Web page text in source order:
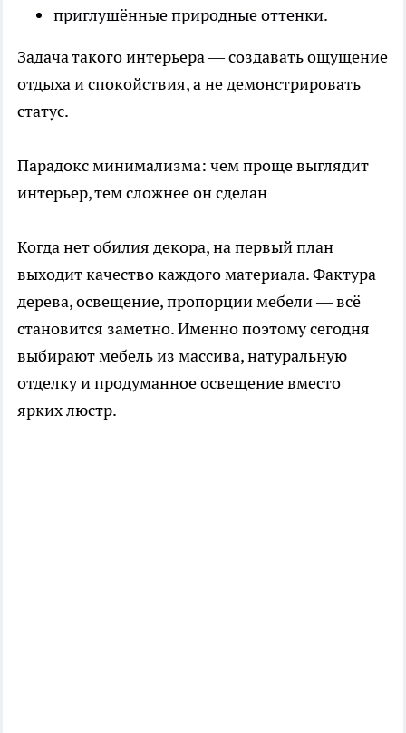
приглушённые природные оттенки.
Задача такого интерьера — создавать ощущение
отдыха и спокойствия, а не демонстрировать
статус.
Парадокс минимализма: чем проще выглядит
интерьер, тем сложнее он сделан
Когда нет обилия декора, на первый план
выходит качество каждого материала. Фактура
дерева, освещение, пропорции мебели — всё
становится заметно. Именно поэтому сегодня
выбирают мебель из массива, натуральную
отделку и продуманное освещение вместо
ярких люстр.